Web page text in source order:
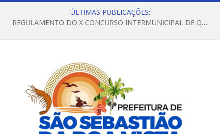
ÚLTIMAS PUBLICAÇÕES:
REGULAMENTO DO X CONCURSO INTERMUNICIPAL DE QUADRILHAS JUNINAS – 2026 – ARRAIÁ DA VENEZA